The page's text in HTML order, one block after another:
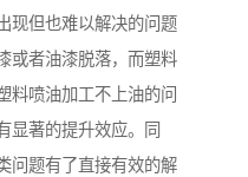
现但也难以解决的问题
或者油漆脱落，而塑料
料喷油加工不上油的问
显著的提升效应。同
问题有了直接有效的解